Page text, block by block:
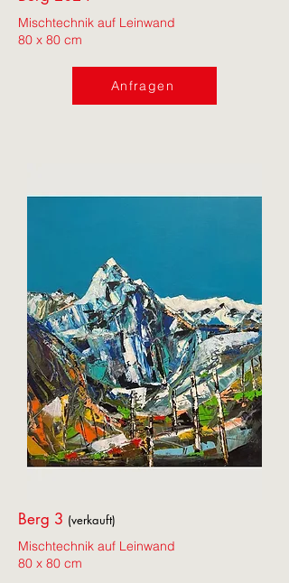
Mischtechnik auf Leinwand
80 x 80 cm
Anfragen
Berg 3 (verkauft)
Mischtechnik auf Leinwand
80 x 80 cm